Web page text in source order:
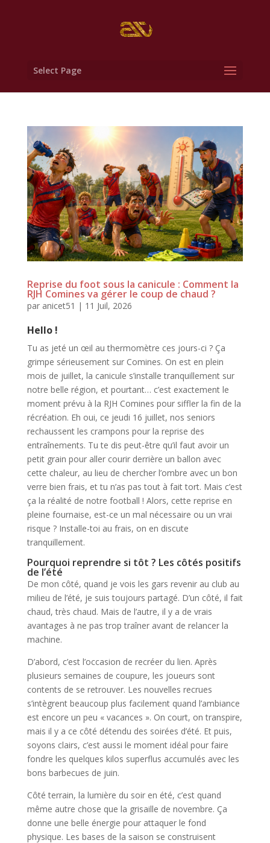
Select Page
Reprise du foot sous la canicule : Comment la
RJH Comines va gérer le coup de chaud ?
par anicet51 | 11 Juil, 2026
Hello !
Tu as jeté un œil au thermomètre ces jours-ci ? Ça
grimpe sérieusement sur Comines. On est en plein
mois de juillet, la canicule s’installe tranquillement sur
notre belle région, et pourtant… c’est exactement le
moment prévu à la RJH Comines pour siffler la fin de la
récréation. Eh oui, ce jeudi 16 juillet, nos seniors
rechaussent les crampons pour la reprise des
entraînements. Tu te dis peut-être qu’il faut avoir un
petit grain pour aller courir derrière un ballon avec
cette chaleur, au lieu de chercher l’ombre avec un bon
verre bien frais, et tu n’as pas tout à fait tort. Mais c’est
ça la réalité de notre football ! Alors, cette reprise en
pleine fournaise, est-ce un mal nécessaire ou un vrai
risque ? Installe-toi au frais, on en discute
tranquillement.
Pourquoi reprendre si tôt ? Les côtés positifs
de l’été
De mon côté, quand je vois les gars revenir au club au
milieu de l’été, je suis toujours partagé. D’un côté, il fait
chaud, très chaud. Mais de l’autre, il y a de vrais
avantages à ne pas trop traîner avant de relancer la
machine.
D’abord, c’est l’occasion de recréer du lien. Après
plusieurs semaines de coupure, les joueurs sont
contents de se retrouver. Les nouvelles recrues
s’intègrent beaucoup plus facilement quand l’ambiance
est encore un peu « vacances ». On court, on transpire,
mais il y a ce côté détendu des soirées d’été. Et puis,
soyons clairs, c’est aussi le moment idéal pour faire
fondre les quelques kilos superflus accumulés avec les
bons barbecues de juin.
Côté terrain, la lumière du soir en été, c’est quand
même autre chose que la grisaille de novembre. Ça
donne une belle énergie pour attaquer le fond
physique. Les bases de la saison se construisent